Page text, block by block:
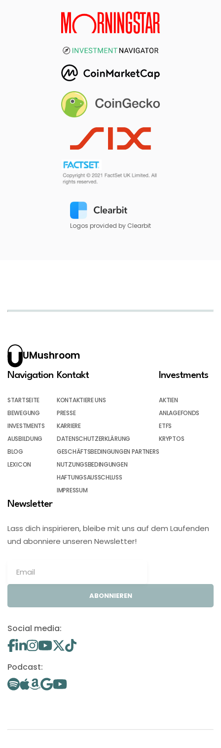
Logos provided by Clearbit
UMushroom
Navigation
STARTSEITE
BEWEGUNG
INVESTMENTS
AUSBILDUNG
BLOG
LEXICON
Kontakt
KONTAKTIERE UNS
PRESSE
KARRIERE
DATENSCHUTZERKLÄRUNG
GESCHÄFTSBEDINGUNGEN PARTNERS
NUTZUNGSBEDINGUNGEN
HAFTUNGSAUSSCHLUSS
IMPRESSUM
Investments
AKTIEN
ANLAGEFONDS
ETFS
KRYPTOS
Newsletter
Lass dich inspirieren, bleibe mit uns auf dem Laufenden
und abonniere unseren Newsletter!
ABONNIEREN
Social media:
Podcast: